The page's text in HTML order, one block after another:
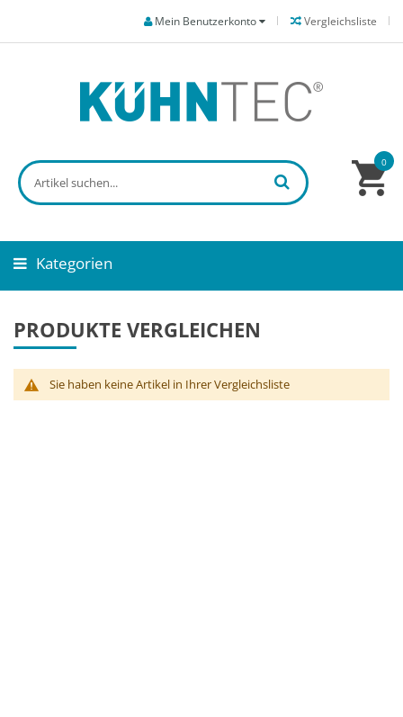
Vergleichsliste
Mein Benutzerkonto
0
Kategorien
PRODUKTE VERGLEICHEN
Sie haben keine Artikel in Ihrer Vergleichsliste